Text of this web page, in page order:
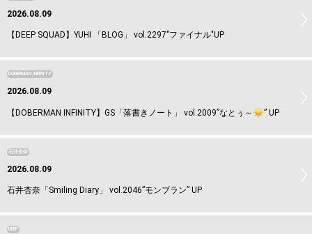
2026.08.09
【DEEP SQUAD】YUHI 「BLOG」 vol.2297"ファイナル"UP
DOBERMAN INFINITY
2026.08.09
【DOBERMAN INFINITY】GS「落書きノート」 vol.2009”なとぅ～ ️” UP
石井杏奈
2026.08.09
石井杏奈「Smiling Diary」 vol.2046”モンブラン” UP
DEEP